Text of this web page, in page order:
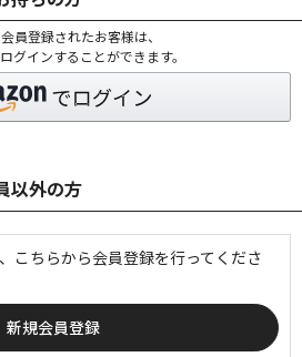
員登録されたお客様は、
グインすることができます。
以外の方
こちらから会員登録を行ってくださ